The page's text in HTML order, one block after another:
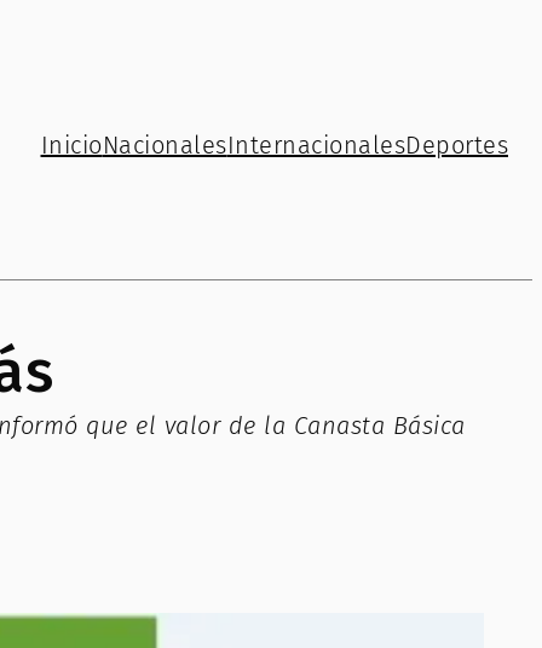
InicioNacionalesInternacionalesDeportes
que el valor de la Canasta Básica